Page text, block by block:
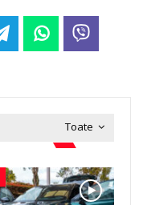
Toate